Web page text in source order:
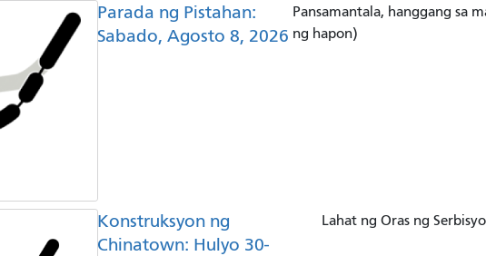
Parada ng Pistahan:
Sabado, Agosto 8, 2026
Pansamantala, hanggang sa
ng hapon)
Konstruksyon ng
Chinatown: Hulyo 30-
Lahat ng Oras ng Serbisyo